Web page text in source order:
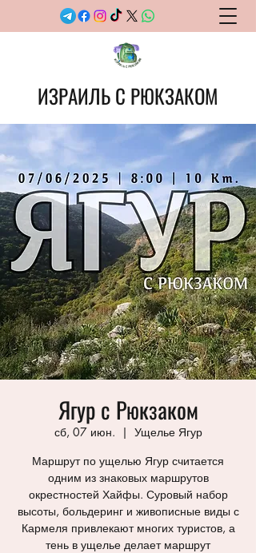
ИЗРАИЛЬ С РЮКЗАКОМ
Ягур с Рюкзаком
сб, 07 июн.
  |
Ущелье Ягур
Маршрут по ущелью Ягур считается
одним из знаковых маршрутов
окрестностей Хайфы. Суровый набор
высоты, больдеринг и живописные виды с
Кармеля привлекают многих туристов, а
тень в ущелье делает маршрут